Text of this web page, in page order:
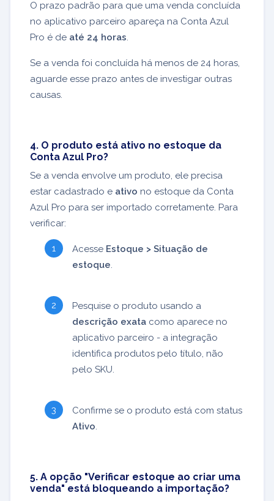
O prazo padrão para que uma venda concluída
no aplicativo parceiro apareça na Conta Azul
Pro é de até 24 horas.
Se a venda foi concluída há menos de 24 horas,
aguarde esse prazo antes de investigar outras
causas.
4. O produto está ativo no estoque da
Conta Azul Pro?
Se a venda envolve um produto, ele precisa
estar cadastrado e ativo no estoque da Conta
Azul Pro para ser importado corretamente. Para
verificar:
Acesse Estoque > Situação de
estoque.
Pesquise o produto usando a
descrição exata como aparece no
aplicativo parceiro - a integração
identifica produtos pelo título, não
pelo SKU.
Confirme se o produto está com status
Ativo.
5. A opção "Verificar estoque ao criar uma
venda" está bloqueando a importação?